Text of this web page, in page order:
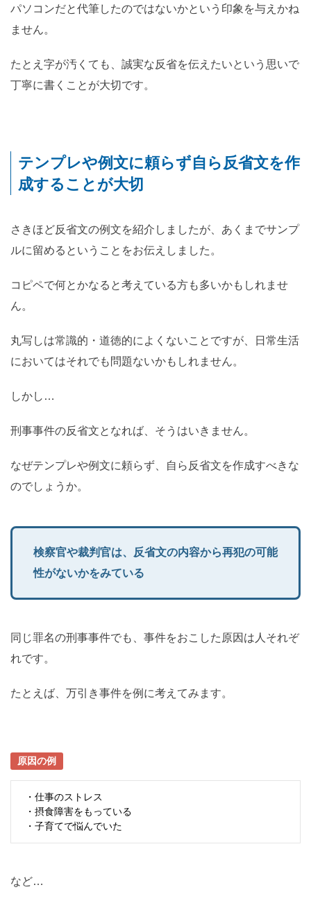
パソコンだと代筆したのではないかという印象を与えかね
ません。
たとえ字が汚くても、誠実な反省を伝えたいという思いで
丁寧に書くことが大切です。
テンプレや例文に頼らず自ら反省文を作
成することが大切
さきほど反省文の例文を紹介しましたが、あくまでサンプ
ルに留めるということをお伝えしました。
コピペで何とかなると考えている方も多いかもしれませ
ん。
丸写しは常識的・道徳的によくないことですが、日常生活
においてはそれでも問題ないかもしれません。
しかし…
刑事事件の反省文となれば、そうはいきません。
なぜテンプレや例文に頼らず、自ら反省文を作成すべきな
のでしょうか。
検察官や裁判官は、反省文の内容から再犯の可能
性がないかをみている
同じ罪名の刑事事件でも、事件をおこした原因は人それぞ
れです。
たとえば、万引き事件を例に考えてみます。
原因の例
・仕事のストレス
・摂食障害をもっている
・子育てで悩んでいた
など…